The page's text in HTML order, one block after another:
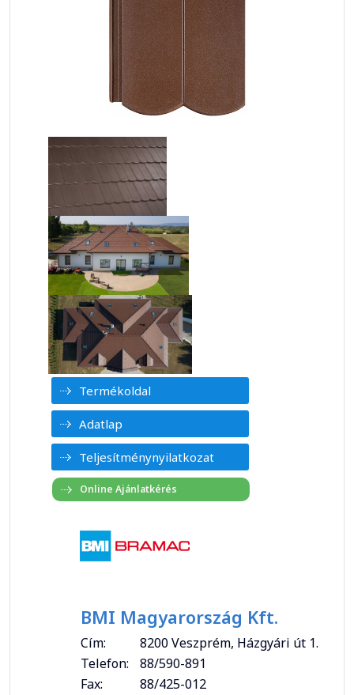
Termékoldal
Adatlap
Teljesítménynyilatkozat
BMI Magyarország Kft.
Cím:
8200 Veszprém, Házgyári út 1.
Telefon:
88/590-891
Fax:
88/425-012